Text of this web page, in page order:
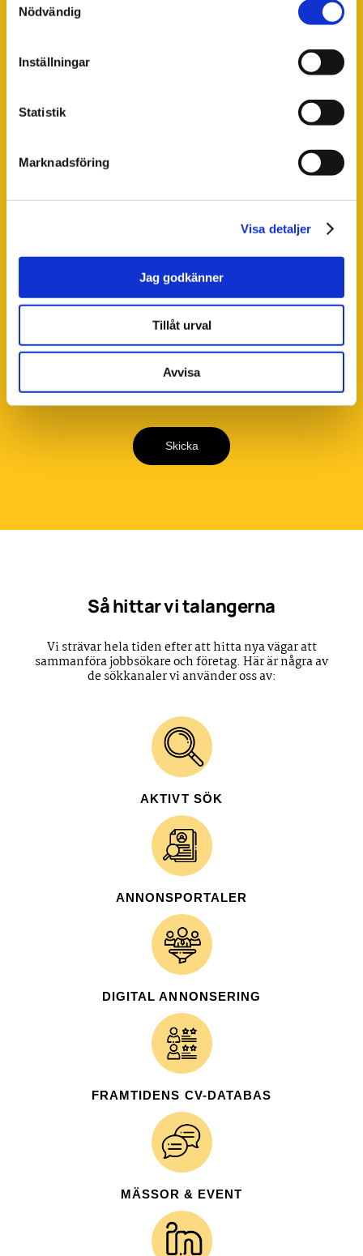
Nödvändig
Inställningar
Statistik
Marknadsföring
Visa detaljer
Jag godkänner
Tillåt urval
Avvisa
Ort*
Företag
Jag samtycker till Framtidens Integritetspolicy
och till hur Framtiden hanterar mina
personuppgifter. Läs vår integritetspolicy
Skicka
Så hittar vi talangerna
Vi strävar hela tiden efter att hitta nya vägar att
sammanföra jobbsökare och företag. Här är några av
de sökkanaler vi använder oss av:
AKTIVT SÖK
ANNONSPORTALER
DIGITAL ANNONSERING
FRAMTIDENS CV-DATABAS
MÄSSOR & EVENT